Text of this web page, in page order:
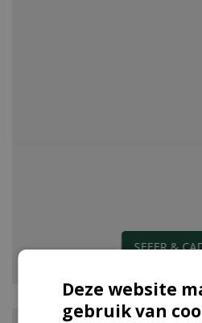
SFEER &
Deze website
gebruik van